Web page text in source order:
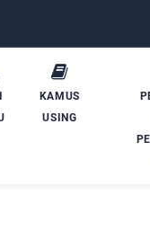
KAMUS
USING